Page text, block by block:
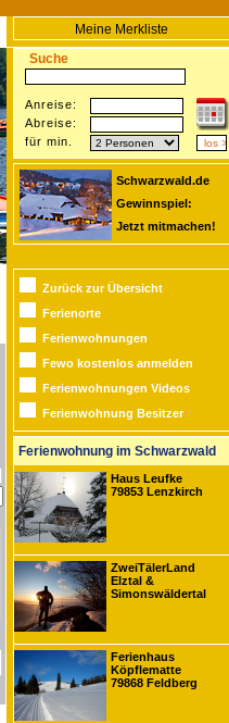
Meine Merkliste
Suche
Anreise:
Abreise:
für min.
Schwarzwald.de
Gewinnspiel:
Jetzt mitmachen!
Zurück zur Übersicht
Ferienorte
Ferienwohnungen
Fewo kostenlos anmelden
Ferienwohnungen Videos
Ferienwohnung Besitzer
Ferienwohnung im Schwarzwald
Haus Leufke
79853 Lenzkirch
ZweiTälerLand
Elztal &
Simonswäldertal
Ferienhaus
Köpflematte
79868 Feldberg